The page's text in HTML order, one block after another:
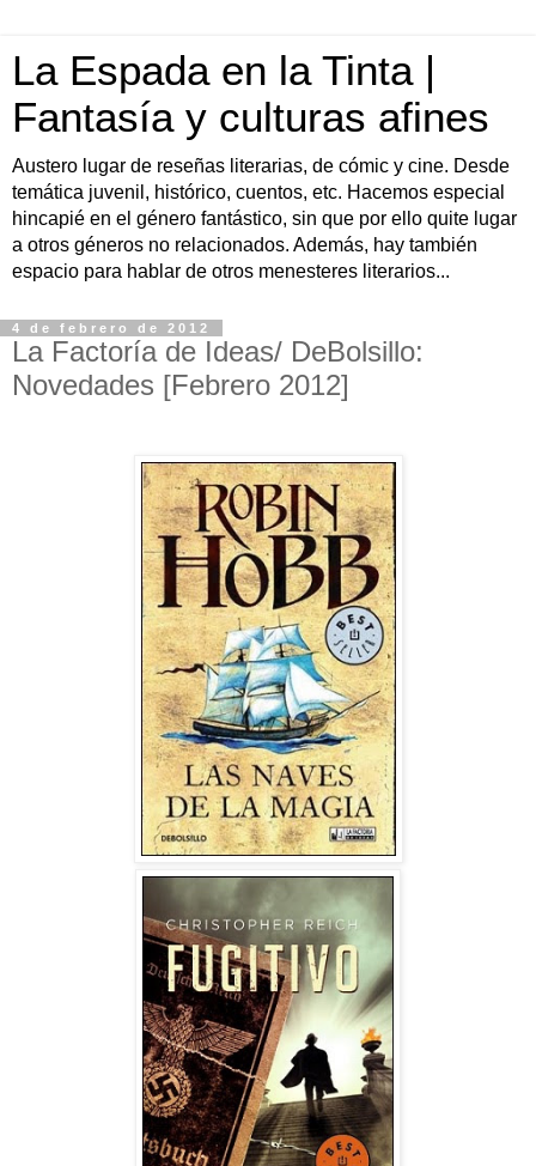
La Espada en la Tinta |
Fantasía y culturas afines
Austero lugar de reseñas literarias, de cómic y cine. Desde
temática juvenil, histórico, cuentos, etc. Hacemos especial
hincapié en el género fantástico, sin que por ello quite lugar
a otros géneros no relacionados. Además, hay también
espacio para hablar de otros menesteres literarios...
4 de febrero de 2012
La Factoría de Ideas/ DeBolsillo:
Novedades [Febrero 2012]